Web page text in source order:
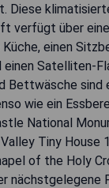
Diese
verfügt über
einen
einen Satelliten-
Bettwäsche sind
wie ein
National
Tiny House
of the Holy
nächstgelegene